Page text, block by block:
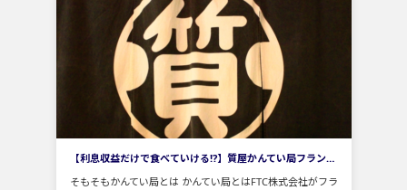
【利息収益だけで食べていける⁉】質屋かんてい局フランチャイズを徹底分析！
そもそもかんてい局とは かんてい局とはFTC株式会社がフラ